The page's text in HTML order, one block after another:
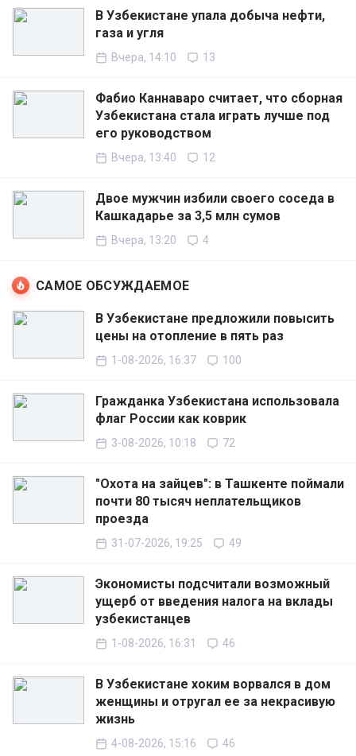
В Узбекистане упала добыча нефти,
газа и угля
Вчера, 14:10 13
Фабио Каннаваро считает, что сборная
Узбекистана стала играть лучше под
его руководством
Вчера, 13:40 12
Двое мужчин избили своего соседа в
Кашкадарье за 3,5 млн сумов
Вчера, 13:20 4
САМОЕ ОБСУЖДАЕМОЕ
В Узбекистане предложили повысить
цены на отопление в пять раз
1-08-2026, 16:37 100
Гражданка Узбекистана использовала
флаг России как коврик
3-08-2026, 10:18 72
"Охота на зайцев": в Ташкенте поймали
почти 80 тысяч неплательщиков
проезда
31-07-2026, 19:25 49
Экономисты подсчитали возможный
ущерб от введения налога на вклады
узбекистанцев
1-08-2026, 16:31 46
В Узбекистане хоким ворвался в дом
женщины и отругал ее за некрасивую
жизнь
4-08-2026, 15:16 46